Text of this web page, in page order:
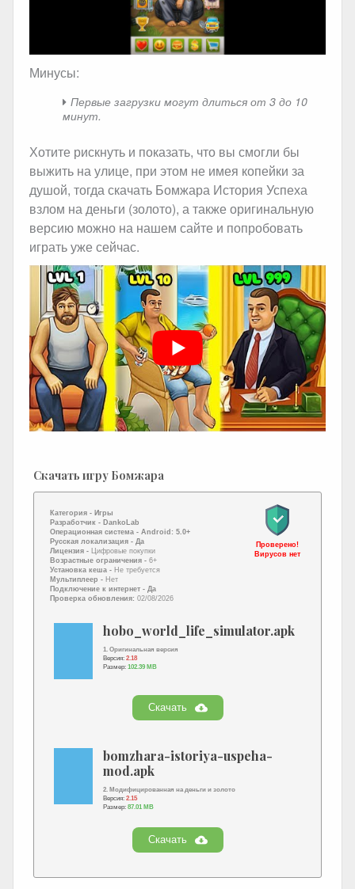
Минусы:
Первые загрузки могут длиться от 3 до 10
минут.
Хотите рискнуть и показать, что вы смогли бы
выжить на улице, при этом не имея копейки за
душой, тогда скачать Бомжара История Успеха
взлом на деньги (золото), а также оригинальную
версию можно на нашем сайте и попробовать
играть уже сейчас.
Скачать игру Бомжара
Категория - Игры
Разработчик - DankoLab
Операционная система - Android: 5.0+
Русская локализация - Да
Лицензия - Цифровые покупки
Возрастные ограничения - 6+
Установка кеша - Не требуется
Мультиплеер - Нет
Подключение к интернет - Да
Проверка обновления: 02/08/2026
Проверено!
Вирусов нет
hobo_world_life_simulator.apk
1. Оригинальная версия
Версия: 2.18
Размер: 102.39 MB
Скачать
bomzhara-istoriya-uspeha-
mod.apk
2. Модифицированная на деньги и золото
Версия: 2.15
Размер: 87.01 MB
Скачать